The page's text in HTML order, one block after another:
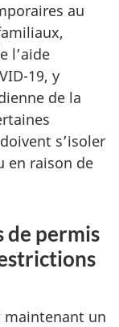
au
l’aide
19, y
de la
s’isoler
en raison de
permis
maintenant un